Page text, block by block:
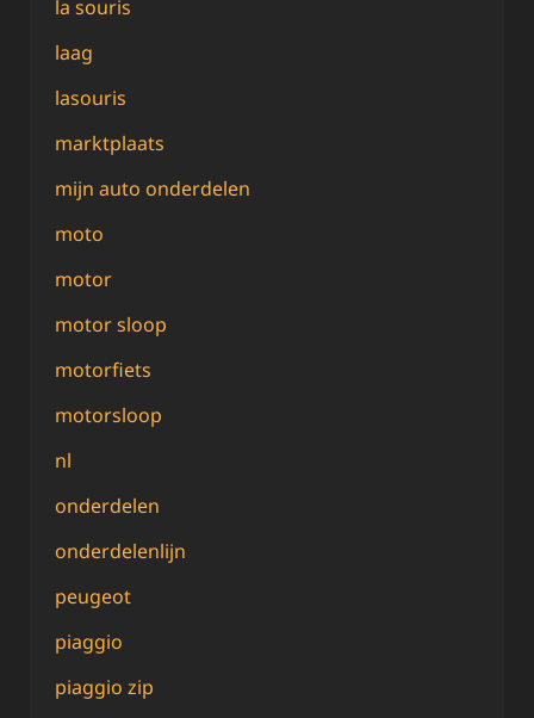
la souris
laag
lasouris
marktplaats
mijn auto onderdelen
moto
motor
motor sloop
motorfiets
motorsloop
nl
onderdelen
onderdelenlijn
peugeot
piaggio
piaggio zip